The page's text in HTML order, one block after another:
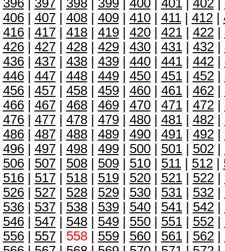
396| 397| 398| 399| 400| 401| 402|
406| 407| 408| 409| 410| 411| 412|
416| 417| 418| 419| 420| 421| 422|
426| 427| 428| 429| 430| 431| 432|
436| 437| 438| 439| 440| 441| 442|
446| 447| 448| 449| 450| 451| 452|
456| 457| 458| 459| 460| 461| 462|
466| 467| 468| 469| 470| 471| 472|
476| 477| 478| 479| 480| 481| 482|
486| 487| 488| 489| 490| 491| 492|
496| 497| 498| 499| 500| 501| 502|
506| 507| 508| 509| 510| 511| 512|
516| 517| 518| 519| 520| 521| 522|
526| 527| 528| 529| 530| 531| 532|
536| 537| 538| 539| 540| 541| 542|
546| 547| 548| 549| 550| 551| 552|
556| 557| 558| 559| 560| 561| 562|